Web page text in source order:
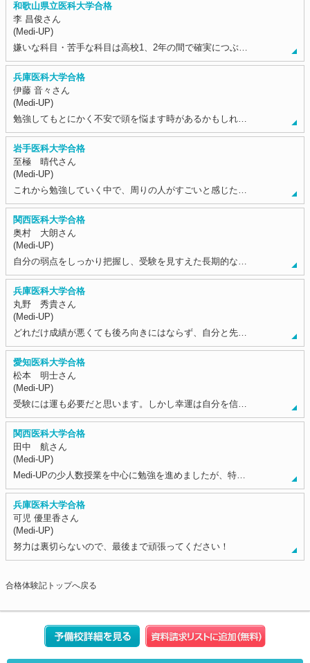
和歌山県立医科大学合格
李 昌俊さん
(Medi-UP)
嫌いな科目・苦手な科目は高校1、2年の間で確実につぶ…
兵庫医科大学合格
伊藤 音々さん
(Medi-UP)
勉強してもとにかく不安で頭を悩ます時があるかもしれ…
岩手医科大学合格
至極 晴代さん
(Medi-UP)
これから勉強していく中で、周りの人がすごいと感じた…
関西医科大学合格
奥村 大朗さん
(Medi-UP)
自分の弱点をしっかり把握し、受験を見すえた長期的な…
兵庫医科大学合格
丸野 秀貴さん
(Medi-UP)
どれだけ成績が悪くても後ろ向きにはならず、自分と先…
愛知医科大学合格
松本 明士さん
(Medi-UP)
受験には運も必要だと思います。しかし幸運は自分を信…
関西医科大学合格
田中 航さん
(Medi-UP)
Medi-UPの少人数授業を中心に勉強を進めましたが、特…
兵庫医科大学合格
可児 優里香さん
(Medi-UP)
努力は裏切らないので、最後まで頑張ってください！
合格体験記トップへ戻る